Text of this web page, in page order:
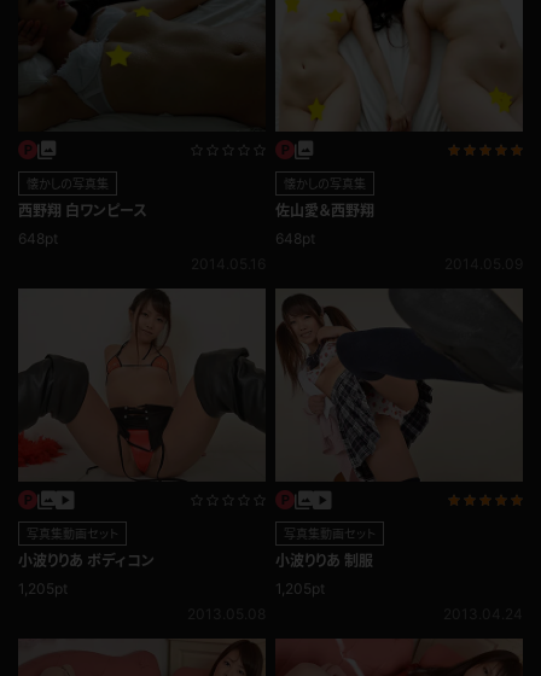
懐かしの写真集
西野翔 白ワンピース
648pt
懐かしの写真集
佐山愛＆西野翔
648pt
写真集動画セット
小波りりあ ボディコン
1,205pt
写真集動画セット
小波りりあ 制服
1,205pt